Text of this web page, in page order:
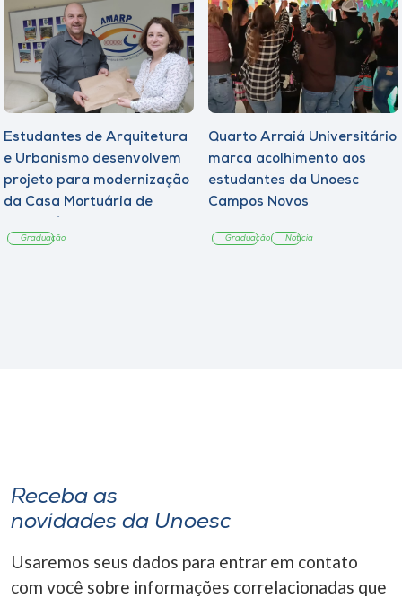
Estudantes de Arquitetura
e Urbanismo desenvolvem
projeto para modernização
da Casa Mortuária de
Graduação
Quarto Arraiá Universitário
marca acolhimento aos
estudantes da Unoesc
Campos Novos
Graduação Notícia
Receba as
novidades da Unoesc
Usaremos seus dados para entrar em contato
com você sobre informações correlacionadas que